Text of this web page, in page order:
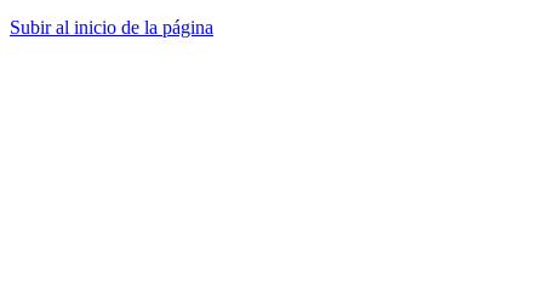
Subir al inicio de la página